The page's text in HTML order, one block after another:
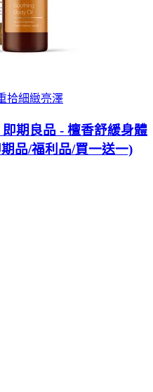
拾細緻亮澤
期良品 - 檀香舒緩身體
品/福利品/買一送一)